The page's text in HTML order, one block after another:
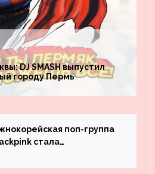
DJ SMASH выпустил
городу Пермь
поп-группа
стала
на YouTube. Они